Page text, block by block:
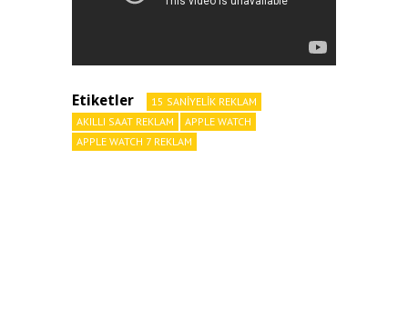
Etiketler
15 SANIYELIK REKLAM
AKILLI SAAT REKLAM
APPLE WATCH
APPLE WATCH 7 REKLAM